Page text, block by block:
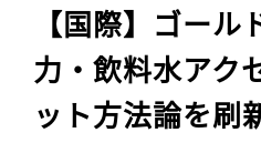
【国際】ゴー
力・飲料水アク
ット方法論を刷